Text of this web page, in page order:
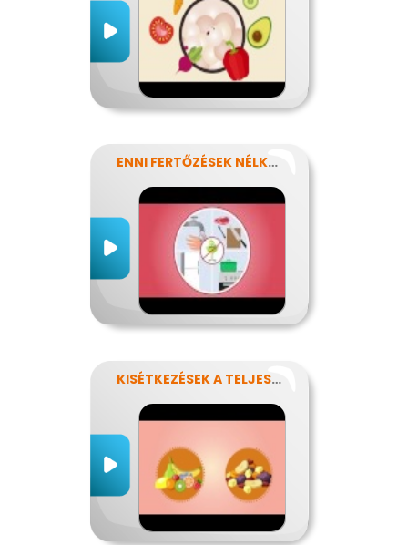
ENNI FERTŐZÉSEK NÉLKÜL
KISÉTKEZÉSEK A TELJESÍTMÉNYÉRT